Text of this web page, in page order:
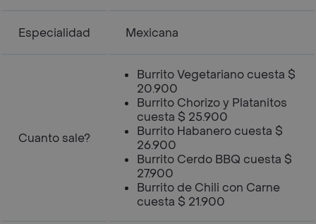
Especialidad Mexicana
Cuanto sale?
Burrito Vegetariano cuesta $
20.900
Burrito Chorizo y Platanitos
cuesta $ 25.900
Burrito Habanero cuesta $
26.900
Burrito Cerdo BBQ cuesta $
27.900
Burrito de Chili con Carne
cuesta $ 21.900